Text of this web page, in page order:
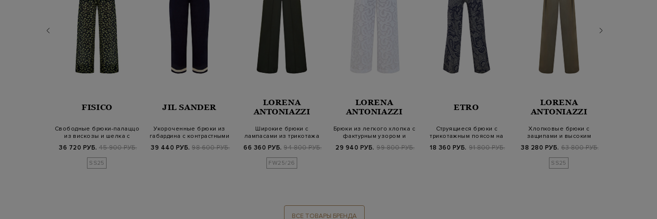
FISICO
Свободные брюки-палаццо
из вискозы и шелка с
36 720 РУБ. 45 900 РУБ.
SS25
JIL SANDER
Укороченные брюки из
габардина с контрастными
39 440 РУБ. 98 600 РУБ.
LORENA
ANTONIAZZI
Широкие брюки с
лампасами из трикотажа
66 360 РУБ. 94 800 РУБ.
FW25/26
LORENA
ANTONIAZZI
Брюки из легкого хлопка с
фактурным узором и
29 940 РУБ. 99 800 РУБ.
ETRO
Струящиеся брюки с
трикотажным поясом на
18 360 РУБ. 91 800 РУБ.
LORENA
ANTONIAZZI
Хлопковые брюки с
защипами и высоким
38 280 РУБ. 63 800 РУБ.
SS25
ВСЕ ТОВАРЫ БРЕНДА